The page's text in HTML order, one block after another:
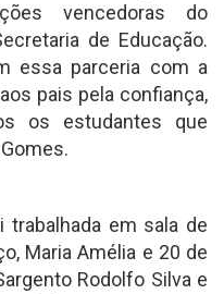
vencedoras do
de Educação.
essa parceria com a
pais pela confiança,
os estudantes que
em sala de
Maria Amélia e 20 de
Rodolfo Silva e